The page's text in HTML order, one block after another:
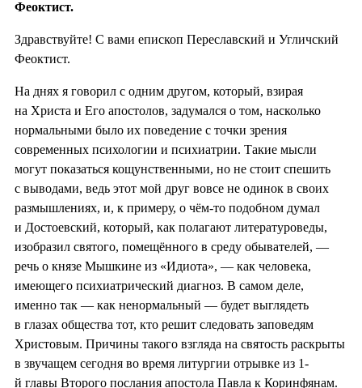
Феоктист.
Здравствуйте! С вами епископ Переславский и Угличский
Феоктист.
На днях я говорил с одним другом, который, взирая
на Христа и Его апостолов, задумался о том, насколько
нормальными было их поведение с точки зрения
современных психологии и психиатрии. Такие мысли
могут показаться кощунственными, но не стоит спешить
с выводами, ведь этот мой друг вовсе не одинок в своих
размышлениях, и, к примеру, о чём-то подобном думал
и Достоевский, который, как полагают литературоведы,
изобразил святого, помещённого в среду обывателей, —
речь о князе Мышкине из «Идиота», — как человека,
имеющего психиатрический диагноз. В самом деле,
именно так — как ненормальный — будет выглядеть
в глазах общества тот, кто решит следовать заповедям
Христовым. Причины такого взгляда на святость раскрыты
в звучащем сегодня во время литургии отрывке из 1-
й главы Второго послания апостола Павла к Коринфянам.